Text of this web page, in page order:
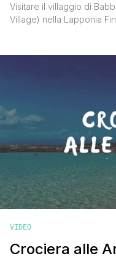
Visitare il villaggio di
Village) nella Lapponia
trasportare chiunque in
VIDEO
Crociera alle